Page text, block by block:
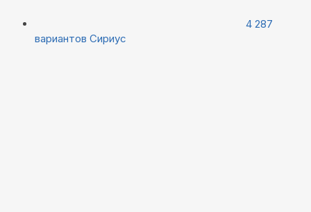
4 287
вариантов Сириус